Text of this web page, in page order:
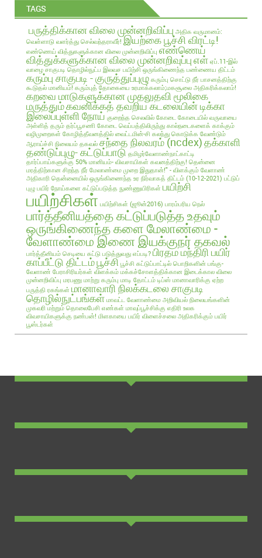
TAGS
பருத்திக்கான விலை முன்னறிவிப்பு அதிக வருமானம்:
வெள்ளாடு வளர்த்து செல்வந்தராவீர்! இயற்கை பூச்சி விரட்டி!
எண்ணெய் வித்துகளுக்கான விலை முன்னறிவிப்பு எண்ணெய்
வித்துக்களுக்கான விலை முன்னறிவுப்புஎள் ஏப்.11-இல்
வாழை சாகுபடி தொழில்நுட்ப இலவச பயிற்சி ஒருங்கிணைந்த பண்ணைய திட்டம்
கரும்பு சாகுபடி - குருத்துப்புழு கரும்பு சொட்டு நீர் பாசனத்திற்கு
கூடுதல் மானியம்! கரும்புத் தோகையை உரமாக்கலாம்;மகசூலை அதிகரிக்கலாம்!
கறவை மாடுகளுக்கான முதலுதவி மூலிகை
மருத்தும்கவனிக்கத் தவறிய கடலையின் டிக்கா
இலைப்புள்ளி நோய் குறைந்த செலவில் கோடை கோடையில் வருவாயை
அள்ளித் தரும் தர்ப்பூசணி கோடை வெப்பத்திலிருந்து கால்நடைகளைக் காக்கும்
வழிமுறைகள் கோழித்தீவனத்தில் வைட்டமின்-சி கலந்து கொடுக்க வேண்டும்
ஆராய்ச்சி நிலையம் தகவல் சந்தை நிலவரம் (ncdex)தக்காளி
தண்டுப்புழு- கட்டுப்பாடு தமிழர்வேளாண்நாட்காட்டி
தார்ப்பாய்களுக்கு 50% மானியம்- விவசாயிகள் கவனத்திற்கு! தென்னை
மரத்திற்கான சிறந்த நீர் மேலாண்மை முறை இதுதான்!" - விளக்கும் வேளாண்
அதிகாரி தென்னையில் ஒருங்கிணைந்த உர நிர்வாகத் திட்டம் (10-12-2021) பட்டுப்
புழு பயிர் நோய்களை கட்டுப்படுத்த நுண்ணுயிரிகள் பயிற்சி
பயிற்சிகள் பயிற்சிகள் (ஜூன்2016) பாரம்பரிய நெல்
பார்த்தீனியத்தை கட்டுப்படுத்த உதவும்
ஒருங்கிணைந்த களை மேலாண்மை -
வேளாண்மை இணை இயக்குநர் தகவல்
பார்த்தீனியம் செடியை கட்டு படுத்துவது எப்படி? பிரதம மந்திரி பயிர்
காப்பீட்டு திட்டம்பூச்சி பூச்சி கட்டுப்பாட்டில் பொறிகளின் பங்கு-
வேளாண் பேராசிரியர்கள் விளக்கம் மக்கச்சோளத்திக்கான இடைக்கால விலை
முன்னறிவிப்பு மரபணு மாற்று கரும்பு மாடி தோட்டம் டிப்ஸ் மானாவாரிக்கு ஏற்ற
பருத்தி ரகங்கள் மானாவாரி நிலக்கடலை சாகுபடி
தொழில்நுட்பங்கள் மாவட்ட வேளாண்மை அறிவியல் நிலையங்களின்
முகவரி மற்றும் தொலைபேசி எண்கள் மாவுப்பூச்சிக்கு எதிரி உலக
விவசாயிகளுக்கு நண்பன்! மிளகாயை பயிர் விளைச்சலை அதிகரிக்கும் பயிர்
பூஸ்டர்கள்